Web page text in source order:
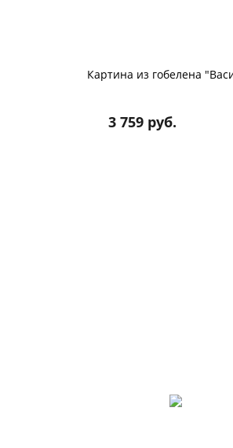
Картина из гобелена
3 759 руб.